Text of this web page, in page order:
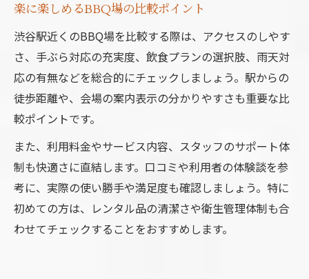
楽に楽しめるBBQ場の比較ポイント
渋谷駅近くのBBQ場を比較する際は、アクセスのしやす
さ、手ぶら対応の充実度、飲食プランの選択肢、雨天対
応の有無などを総合的にチェックしましょう。駅からの
徒歩距離や、会場の案内表示の分かりやすさも重要な比
較ポイントです。
また、利用料金やサービス内容、スタッフのサポート体
制も快適さに直結します。口コミや利用者の体験談を参
考に、実際の使い勝手や満足度も確認しましょう。特に
初めての方は、レンタル品の清潔さや衛生管理体制も合
わせてチェックすることをおすすめします。